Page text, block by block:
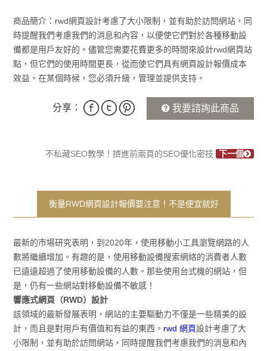
商品簡介：rwd網頁設計考慮了大小限制，並有助於訪問網站，同
時提醒我們考慮我們的消息和內容，以便使它們對於各種移動設
備都是用戶友好的。儘管您需要花費更多的時間來設計rwd網頁站
點，但它們的使用時間更長，從而使它們具有網頁設計報價成本
效益。在某個時候，您必須升級，管理並提供支持。
分享： 我要諮詢此商品
不私藏SEO教學！擠進前兩頁的SEO優化密技 下一個
衡量RWD網頁設計報價要注意！不是便宜就好
最新的市場研究表明，到2020年，使用移動小工具瀏覽網路的人
數將繼續增加。有趣的是，使用移動設備搜索網絡的消費者人數
已遠遠超過了使用移動設備的人數。那些使用台式機的網站，但
是，仍有一些網站對移動設備不敏感！
響應式網頁（RWD）設計
該領域的最新發展表明，網站的主要驅動力不僅是一些精美的設
計，而且是對用戶有價值和有益的東西。 rwd 網頁設計考慮了大
小限制，並有助於訪問網站，同時提醒我們考慮我們的消息和內